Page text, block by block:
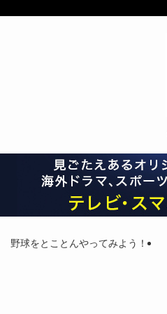
野球をとことんやってみよう！